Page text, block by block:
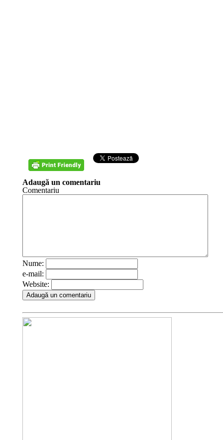
Adaugă un comentariu
Comentariu
Nume:
e-mail:
Website: